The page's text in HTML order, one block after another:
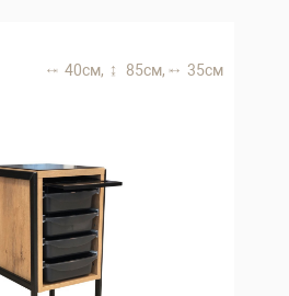
40 см, 85 см, 35 см